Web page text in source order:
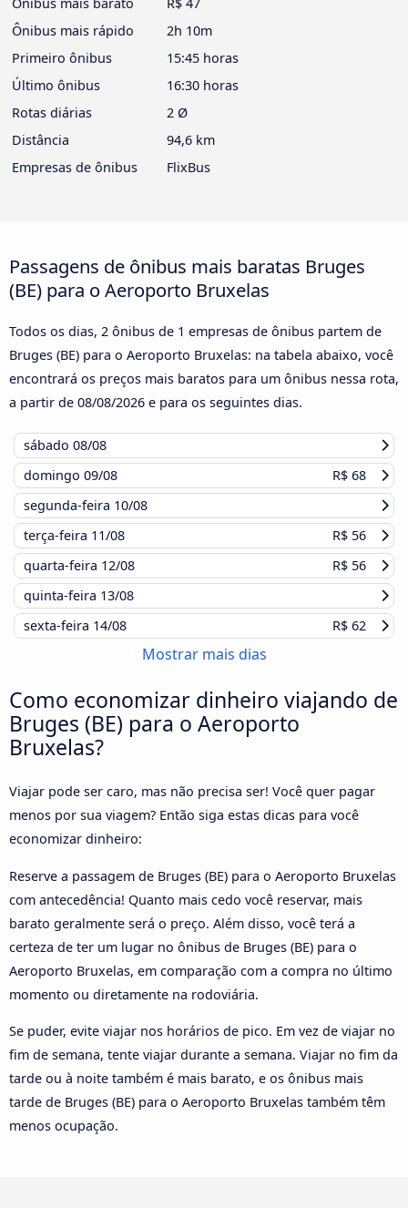
Ônibus mais rápido
2h 10m
Primeiro ônibus
15:45 horas
Último ônibus
16:30 horas
Rotas diárias
2 Ø
Distância
94,6 km
Empresas de ônibus
FlixBus
Passagens de ônibus mais baratas Bruges
(BE) para o Aeroporto Bruxelas
Todos os dias, 2 ônibus de 1 empresas de ônibus partem de
Bruges (BE) para o Aeroporto Bruxelas: na tabela abaixo, você
encontrará os preços mais baratos para um ônibus nessa rota,
a partir de 08/08/2026 e para os seguintes dias.
sábado 08/08
domingo 09/08
R$ 68
segunda-feira 10/08
terça-feira 11/08
R$ 56
quarta-feira 12/08
R$ 56
quinta-feira 13/08
sexta-feira 14/08 R$ 62
Mostrar mais dias
Como economizar dinheiro viajando de
Bruges (BE) para o Aeroporto
Bruxelas?
Viajar pode ser caro, mas não precisa ser! Você quer pagar
menos por sua viagem? Então siga estas dicas para você
economizar dinheiro:
Reserve a passagem de Bruges (BE) para o Aeroporto Bruxelas
com antecedência! Quanto mais cedo você reservar, mais
barato geralmente será o preço. Além disso, você terá a
certeza de ter um lugar no ônibus de Bruges (BE) para o
Aeroporto Bruxelas, em comparação com a compra no último
momento ou diretamente na rodoviária.
Se puder, evite viajar nos horários de pico. Em vez de viajar no
fim de semana, tente viajar durante a semana. Viajar no fim da
tarde ou à noite também é mais barato, e os ônibus mais
tarde de Bruges (BE) para o Aeroporto Bruxelas também têm
menos ocupação.